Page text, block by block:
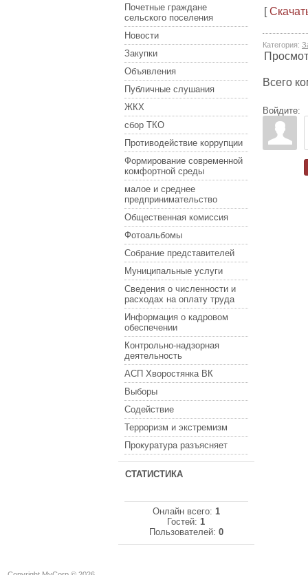
Почетные граждане
сельского поселения
Новости
Закупки
Объявления
Публичные слушания
ЖКХ
сбор ТКО
Противодействие коррупции
Формирование современной
комфортной среды
малое и среднее
предпринимательство
Общественная комиссия
Фотоальбомы
Собрание представителей
Муниципальные услуги
Сведения о численности и
расходах на оплату труда
Информация о кадровом
обеспечении
Контрольно-надзорная
деятельность
АСП Хворостянка ВК
Выборы
Содействие
Терроризм и экстремизм
Прокуратура разъясняет
СТАТИСТИКА
Онлайн всего: 1
Гостей:1
Пользователей: 0
[
Категория:
Всего
Войдите: